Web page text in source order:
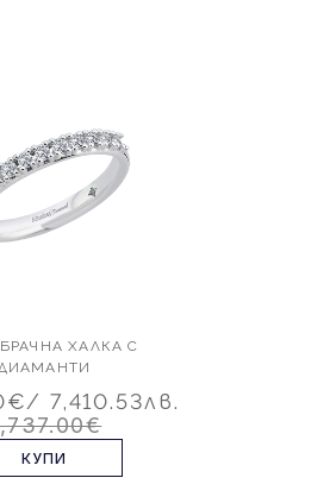
БРАЧНА ХАЛКА С
/ 7,410.53лв.
КУПИ